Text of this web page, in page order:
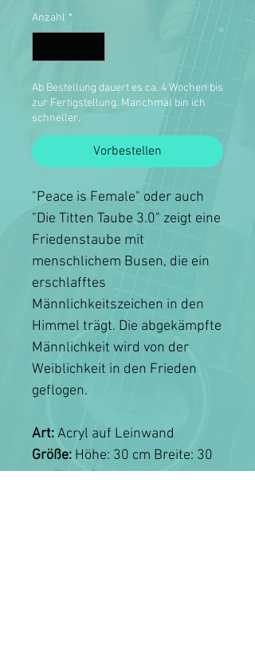
Anzahl *
Ab Bestellung dauert es ca. 4 Wochen bis
zur Fertigstellung. Manchmal bin ich
schneller.
Vorbestellen
"Peace is Female" oder auch
"Die Titten Taube 3.0" zeigt eine
Friedenstaube mit
menschlichem Busen, die ein
erschlafftes
Männlichkeitszeichen in den
Himmel trägt. Die abgekämpfte
Männlichkeit wird von der
Weiblichkeit in den Frieden
geflogen.
Art:Acryl auf Leinwand
Größe: Höhe: 30 cm Breite: 30